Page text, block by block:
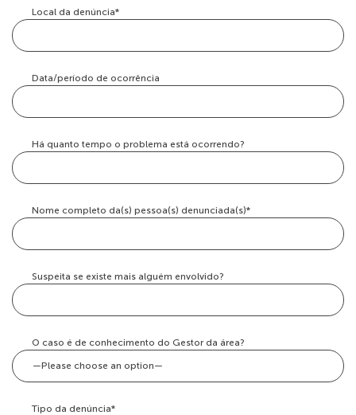
Local da denúncia*
Data/período de ocorrência
Há quanto tempo o problema está ocorrendo?
Nome completo da(s) pessoa(s) denunciada(s)*
Suspeita se existe mais alguém envolvido?
O caso é de conhecimento do Gestor da área?
Tipo da denúncia*